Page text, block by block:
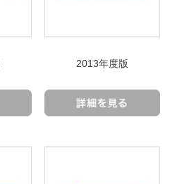
2013年度版